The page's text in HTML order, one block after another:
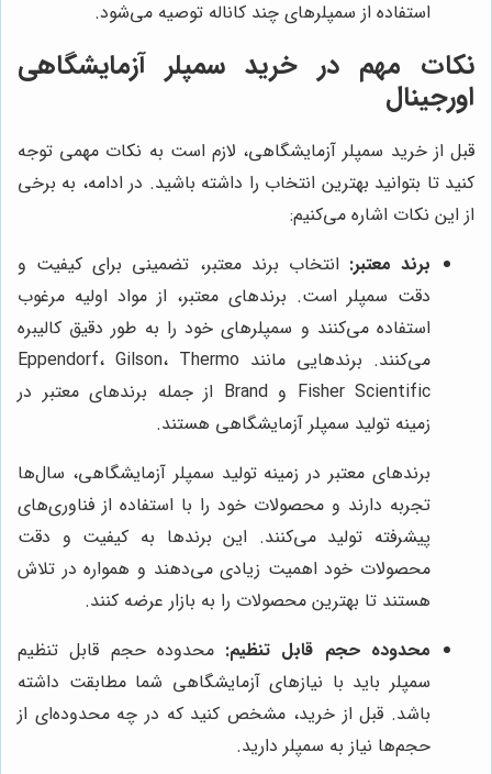
استفاده از سمپلرهای چند کاناله توصیه می‌شود.
نکات مهم در خرید سمپلر آزمایشگاهی
اورجینال
قبل از خرید سمپلر آزمایشگاهی، لازم است به نکات مهمی توجه
کنید تا بتوانید بهترین انتخاب را داشته باشید. در ادامه، به برخی
از این نکات اشاره می‌کنیم:
برند معتبر: انتخاب برند معتبر، تضمینی برای کیفیت و
دقت سمپلر است. برندهای معتبر، از مواد اولیه مرغوب
استفاده می‌کنند و سمپلرهای خود را به طور دقیق کالیبره
می‌کنند. برندهایی مانند Eppendorf، Gilson، Thermo
Fisher Scientific و Brand از جمله برندهای معتبر در
زمینه تولید سمپلر آزمایشگاهی هستند.
برندهای معتبر در زمینه تولید سمپلر آزمایشگاهی، سال‌ها
تجربه دارند و محصولات خود را با استفاده از فناوری‌های
پیشرفته تولید می‌کنند. این برندها به کیفیت و دقت
محصولات خود اهمیت زیادی می‌دهند و همواره در تلاش
هستند تا بهترین محصولات را به بازار عرضه کنند.
محدوده حجم قابل تنظیم: محدوده حجم قابل تنظیم
سمپلر باید با نیازهای آزمایشگاهی شما مطابقت داشته
باشد. قبل از خرید، مشخص کنید که در چه محدوده‌ای از
حجم‌ها نیاز به سمپلر دارید.